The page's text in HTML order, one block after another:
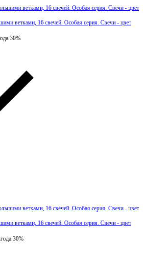
ветками, 16 свечей. Особая серия. Свечи - цвет
30%
ветками, 16 свечей. Особая серия. Свечи - цвет
30%